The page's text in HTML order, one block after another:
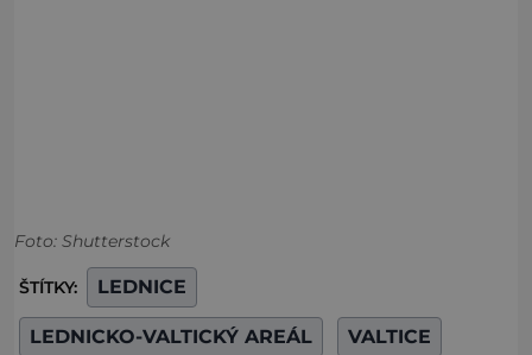
Foto: Shutterstock
ŠTÍTKY: LEDNICE
LEDNICKO-VALTICKÝ AREÁL VALTICE